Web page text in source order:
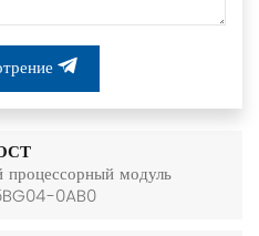
модуль
0AB0